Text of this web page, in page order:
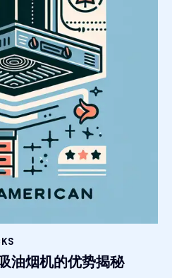
油烟机的优势揭秘